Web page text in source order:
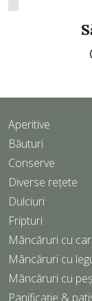
Aperitive
Băuturi
Conserve
Diverse rețete
Dulciuri
Fripturi
Mâncăruri cu
Mâncăruri cu
Mâncăruri cu
Panificație &